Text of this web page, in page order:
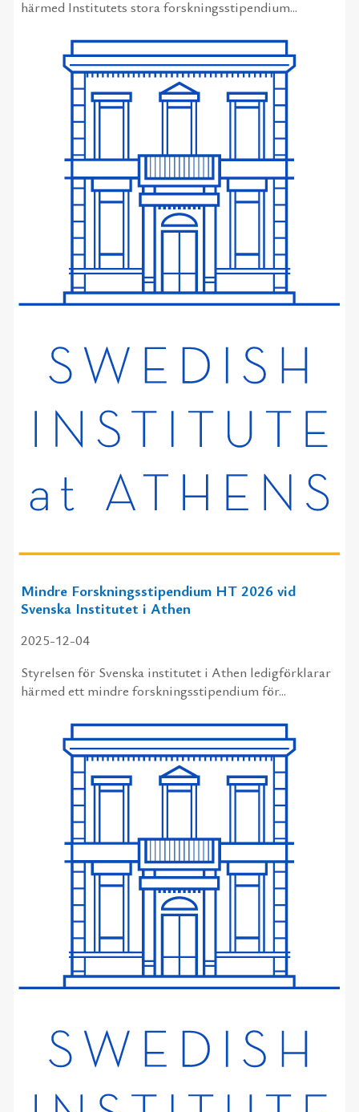
härmed Institutets stora forskningsstipendium...
Mindre Forskningsstipendium HT 2026 vid
Svenska Institutet i Athen
2025-12-04
Styrelsen för Svenska institutet i Athen ledigförklarar
härmed ett mindre forskningsstipendium för...